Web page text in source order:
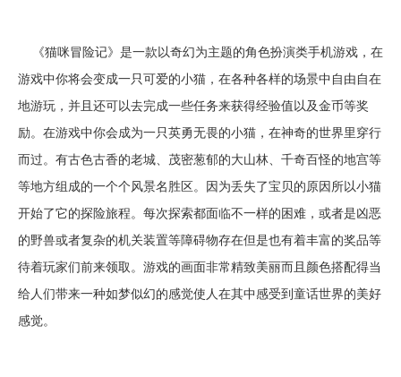
《猫咪冒险记》是一款以奇幻为主题的角色扮演类手机游戏，在
游戏中你将会变成一只可爱的小猫，在各种各样的场景中自由自在
地游玩，并且还可以去完成一些任务来获得经验值以及金币等奖
励。在游戏中你会成为一只英勇无畏的小猫，在神奇的世界里穿行
而过。有古色古香的老城、茂密葱郁的大山林、千奇百怪的地宫等
等地方组成的一个个风景名胜区。因为丢失了宝贝的原因所以小猫
开始了它的探险旅程。每次探索都面临不一样的困难，或者是凶恶
的野兽或者复杂的机关装置等障碍物存在但是也有着丰富的奖品等
待着玩家们前来领取。游戏的画面非常精致美丽而且颜色搭配得当
给人们带来一种如梦似幻的感觉使人在其中感受到童话世界的美好
感觉。